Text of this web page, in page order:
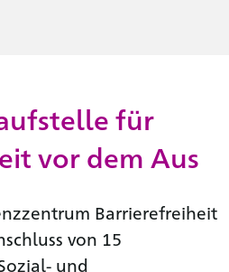
für
vor dem Aus
Barrierefreiheit
von 15
und